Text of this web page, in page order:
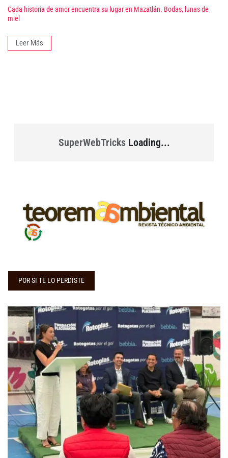
Cada historia de amor encuentra su lugar en Mazatlán. Bodas, lunas de
miel
Leer Más
SuperWebTricksLoading...
POR SI TE LO PERDISTE